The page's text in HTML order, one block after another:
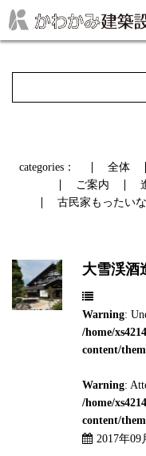
categories： 全体
ご案内
古民家もったい
大雪渓酒
Warning:
/home/
content/
Warning:
/home/
content/
2017年09